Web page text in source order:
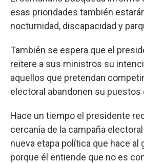
esas prioridades también
nocturnidad, discapacidad y
También se espera que el
reitere a sus ministros su
aquellos que pretendan
electoral abandonen su puestos
Hace un tiempo el presidente
cercanía de la campaña
nueva etapa política que hace al
porque él entiende que no es